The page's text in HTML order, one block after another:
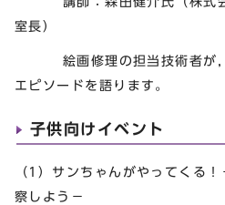
室長）
絵画修理の担当技術者が，
エピソードを語ります。
子供向けイベント
（1）サンちゃんがやってくる
察しよう－